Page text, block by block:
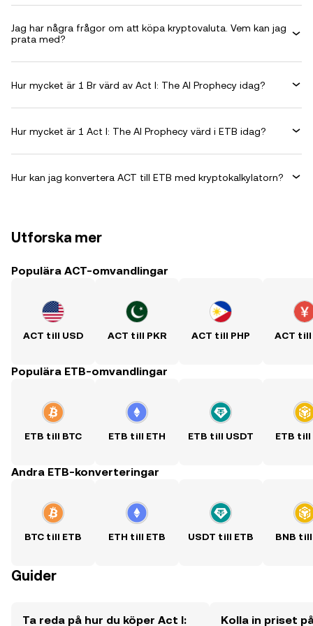
Jag har några frågor om att köpa kryptovaluta. Vem kan jag
prata med?
Hur mycket är 1 Br värd av Act I: The AI Prophecy idag?
Hur mycket är 1 Act I: The AI Prophecy värd i ETB idag?
Hur kan jag konvertera ACT till ETB med kryptokalkylatorn?
Utforska mer
Populära ACT-omvandlingar
ACT till USD ACT till PKR ACT till PHP ACT till
Populära ETB-omvandlingar
ETB till BTC ETB till ETH ETB till USDT ETB till
Andra ETB-konverteringar
BTC till ETB ETH till ETB USDT till ETB BNB till
Guider
Ta reda på hur du köper Act I:
Kolla in priset